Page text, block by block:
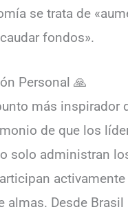
se trata de
fondos».
Personal 🙏
más inspirador
de que los
solo administran
activamente
almas. Desde Brasil